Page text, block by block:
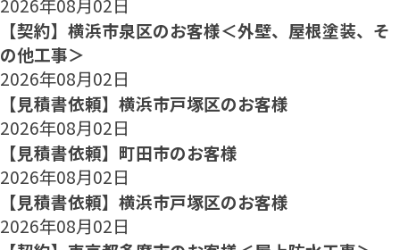
2026年08月02日
【契約】横浜市泉区のお客様＜外壁、屋根塗装、そ
の他工事＞
2026年08月02日
【見積書依頼】横浜市戸塚区のお客様
2026年08月02日
【見積書依頼】町田市のお客様
2026年08月02日
【見積書依頼】横浜市戸塚区のお客様
2026年08月02日